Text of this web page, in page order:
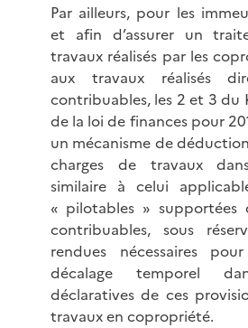
Par ailleurs, pour les
et afin d’assurer un
travaux réalisés par les
aux travaux réalisés
contribuables, les 2 et 3 du
de la loi de finances pour
un mécanisme de
charges de travaux
similaire à celui
« pilotables » supportées
contribuables, sous
rendues nécessaires
décalage temporel
déclaratives de ces
travaux en copropriété.